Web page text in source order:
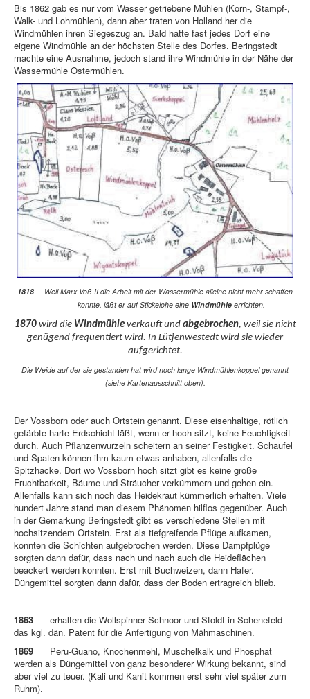
Bis 1862 gab es nur vom Wasser getriebene Mühlen (Korn-, Stampf-,
Walk- und Lohmühlen), dann aber traten von Holland her die
Windmühlen ihren Siegeszug an. Bald hatte fast jedes Dorf eine
eigene Windmühle an der höchsten Stelle des Dorfes. Beringstedt
machte eine Ausnahme, jedoch stand ihre Windmühle in der Nähe der
Wassermühle Ostermühlen.
1818
Weil Marx Voß II die Arbeit mit der Wassermühle alleine nicht mehr schaffen
konnte, läßt er auf Stickelohe eine Windmühle errichten.
1870 wird dieWindmühle verkauft und abgebrochen, weil sie nicht
genügend frequentiert wird. In Lütjenwestedt wird sie wieder
aufgerichtet.
Die Weide auf der sie gestanden hat wird noch lange Windmühlenkoppel genannt
(siehe Kartenausschnitt oben).
Der Vossborn oder auch Ortstein genannt. Diese eisenhaltige, rötlich
gefärbte harte Erdschicht läßt, wenn er hoch sitzt, keine Feuchtigkeit
durch. Auch Pflanzenwurzeln scheitern an seiner Festigkeit. Schaufel
und Spaten können ihm kaum etwas anhaben, allenfalls die
Spitzhacke. Dort wo Vossborn hoch sitzt gibt es keine große
Fruchtbarkeit, Bäume und Sträucher verkümmern und gehen ein.
Allenfalls kann sich noch das Heidekraut kümmerlich erhalten. Viele
hundert Jahre stand man diesem Phänomen hilflos gegenüber. Auch
in der Gemarkung Beringstedt gibt es verschiedene Stellen mit
hochsitzendem Ortstein. Erst als tiefgreifende Pflüge aufkamen,
konnten die Schichten aufgebrochen werden. Diese Dampfplüge
sorgten dann dafür, dass nach und nach auch die Heideflächen
beackert werden konnten. Erst mit Buchweizen, dann Hafer.
Düngemittel sorgten dann dafür, dass der Boden ertragreich blieb.
1863
erhalten die Wollspinner Schnoor und Stoldt in Schenefeld
das kgl. dän. Patent für die Anfertigung von Mähmaschinen.
1869 Peru-Guano, Knochenmehl, Muschelkalk und Phosphat
werden als Düngemittel von ganz besonderer Wirkung bekannt, sind
aber viel zu teuer. (Kali und Kanit kommen erst sehr viel später zum
Ruhm).